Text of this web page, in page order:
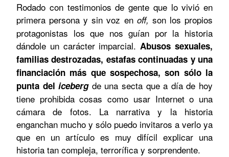
Rodado con testimonios de gente que lo vivió en
primera persona y sin voz en off, son los propios
protagonistas los que nos guían por la historia
dándole un carácter imparcial.Abusos sexuales,
familias destrozadas, estafas continuadas y una
financiación más que sospechosa, son sólo la
punta deliceberg de una secta que a día de hoy
tiene prohibida cosas como usar Internet o una
cámara de fotos. La narrativa y la historia
enganchan mucho y sólo puedo invitaros a verlo ya
que en un artículo es muy difícil explicar una
historia tan compleja, terrorífica y sorprendente.